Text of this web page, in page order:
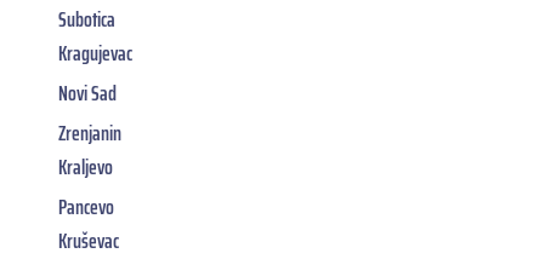
Subotica
Kragujevac
Novi Sad
Zrenjanin
Kraljevo
Pancevo
Kruševac